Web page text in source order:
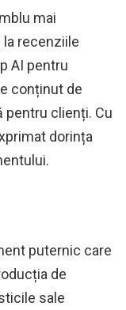
mai
recenziile
AI pentru
conținut de
pentru clienți. Cu
dorința
puternic care
de
sale